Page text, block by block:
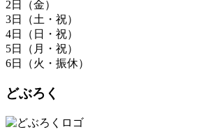
2日（金）
3日（土・祝）
4日（日・祝）
5日（月・祝）
6日（火・振休）
どぶろく